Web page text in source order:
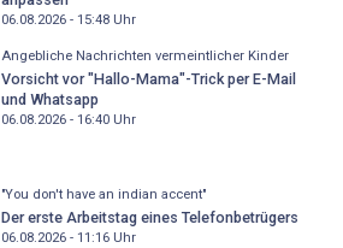
06.08.2026 - 15:48Uhr
Angebliche Nachrichten vermeintlicher Kinder
Vorsicht vor "Hallo-Mama"-Trick per E-Mail
und Whatsapp
06.08.2026 - 16:40Uhr
"You don't have an indian accent"
Der erste Arbeitstag eines Telefonbetrügers
06.08.2026 - 11:16Uhr